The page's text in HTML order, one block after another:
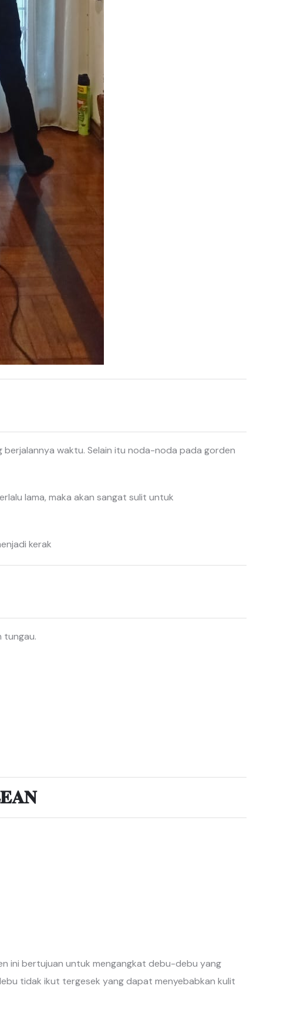
waktu. Selain itu noda-noda pada gorden
lama, maka akan sangat sulit untuk
kerak
tungau.
ini bertujuan untuk mengangkat debu-debu yang
tidak ikut tergesek yang dapat menyebabkan kulit